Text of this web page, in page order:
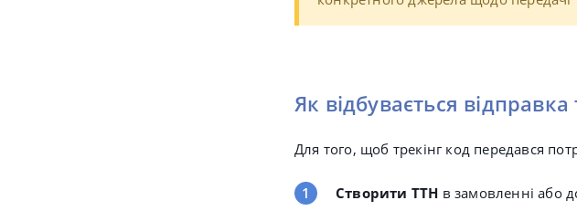
Як відбувається відправка
Для того, щоб трекінг код передався
Створити ТТН в замовленні або